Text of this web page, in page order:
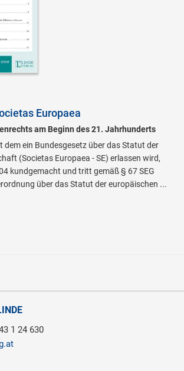
Europaea
am Beginn des 21. Jahrhunderts
dem ein Bundesgesetz über das Statut der
(Societas Europaea - SE) erlassen wird,
kundgemacht und tritt gemäß § 67 SEG
über das Statut der europäischen ...
1 24 630